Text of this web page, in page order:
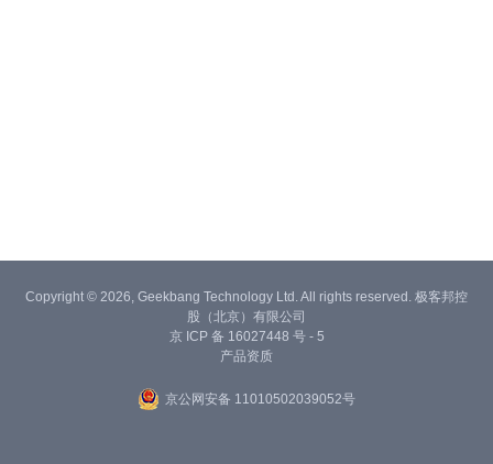
Copyright © 2026, Geekbang Technology Ltd. All rights reserved. 极客邦控
股（北京）有限公司
京 ICP 备 16027448 号 - 5
产品资质
京公网安备 11010502039052号